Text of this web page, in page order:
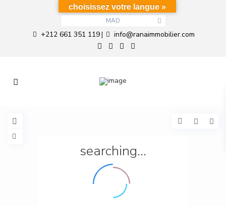
MAD
+212 661 351 119| info@ranaimmobilier.com
searching...
choisissez votre langue »